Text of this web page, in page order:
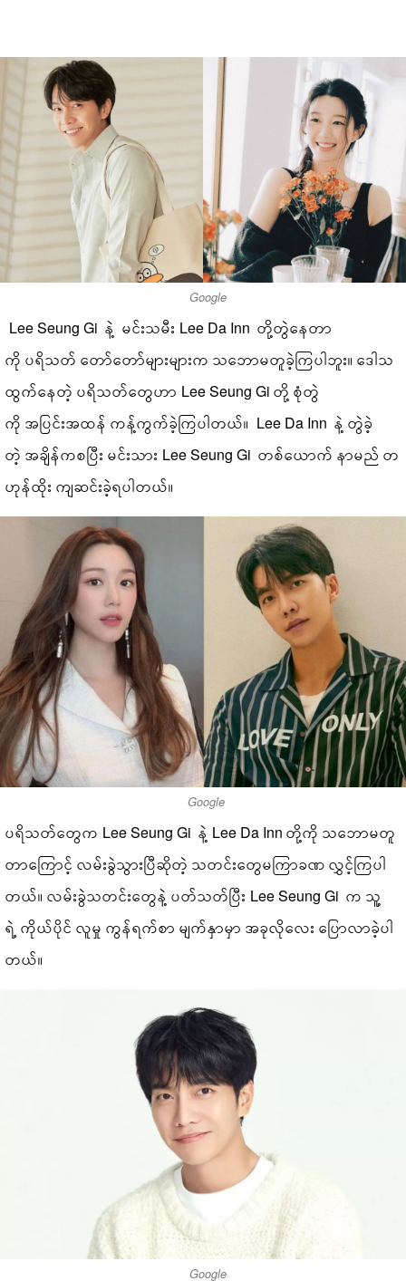
Google
Lee Seung Gi နဲ့ မင်းသမီး Lee Da Inn တို့တွဲနေတာ
ကို ပရိသတ် တော်တော်များများက သဘောမတူခဲ့ကြပါဘူး။ ဒေါသ
ထွက်နေတဲ့ ပရိသတ်တွေဟာ Lee Seung Gi တို့ စုံတွဲ
ကို အပြင်းအထန် ကန့်ကွက်ခဲ့ကြပါတယ်။ Lee Da Inn နဲ့ တွဲခဲ့
တဲ့ အချိန်ကစပြီး မင်းသား Lee Seung Gi တစ်ယောက် နာမည် တ
ဟုန်ထိုး ကျဆင်းခဲ့ရပါတယ်။
Google
ပရိသတ်တွေက Lee Seung Gi နဲ့ Lee Da Inn တို့ကို သဘောမတူ
တာကြောင့် လမ်းခွဲသွားပြီဆိုတဲ့ သတင်းတွေမကြာခဏ လွှင့်ကြပါ
တယ်။ လမ်းခွဲသတင်းတွေနဲ့ ပတ်သတ်ပြီး Lee Seung Gi က သူ့
ရဲ့ ကိုယ်ပိုင် လူမှု ကွန်ရက်စာ မျက်နှာမှာ အခုလိုလေး ပြောလာခဲ့ပါ
တယ်။
Google